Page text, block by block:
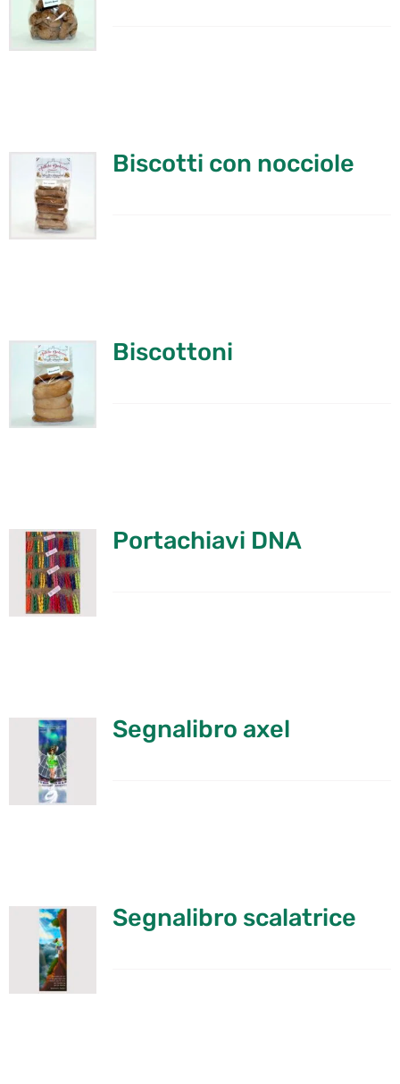
Biscotti con nocciole
Biscottoni
Portachiavi DNA
Segnalibro axel
Segnalibro scalatrice